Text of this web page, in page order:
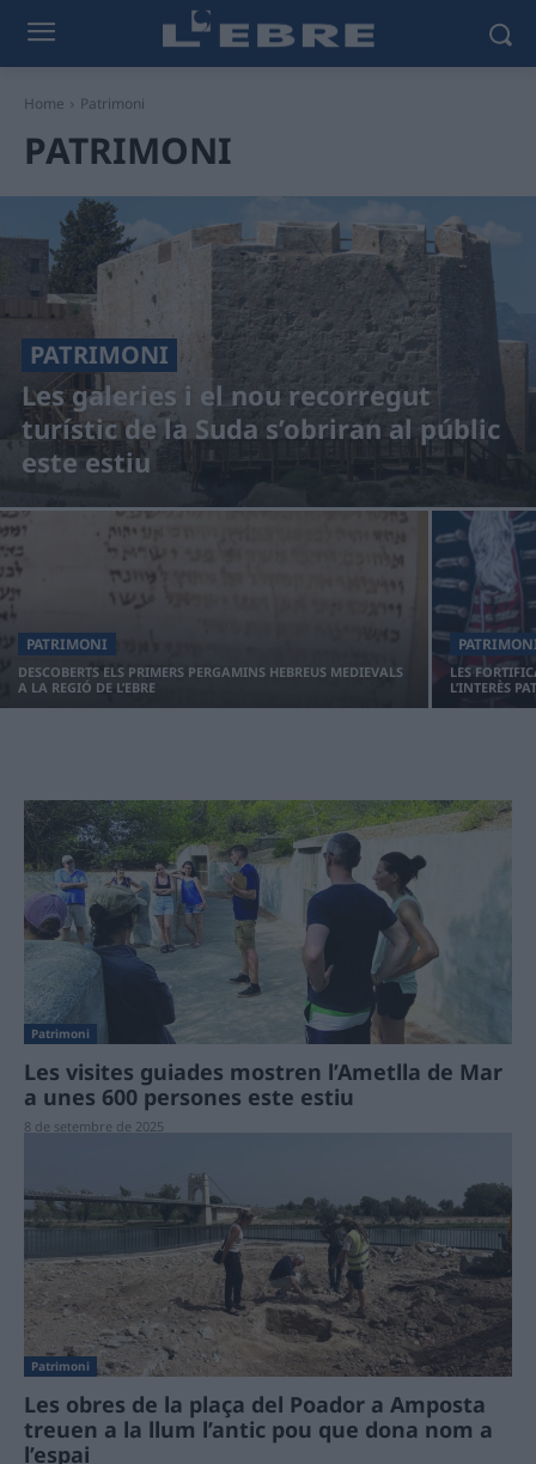
Home Patrimoni
PATRIMONI
PATRIMONI
Les galeries i el nou recorregut
turístic de la Suda s’obriran al públic
este estiu
PATRIMONI
DESCOBERTS ELS PRIMERS PERGAMINS HEBREUS MEDIEVALS
A LA REGIÓ DE L’EBRE
LES
L’INTERÈS
Patrimoni
Les visites guiades mostren l’Ametlla de Mar
a unes 600 persones este estiu
8 de setembre de 2025
Patrimoni
Les obres de la plaça del Poador a Amposta
treuen a la llum l’antic pou que dona nom a
l’espai